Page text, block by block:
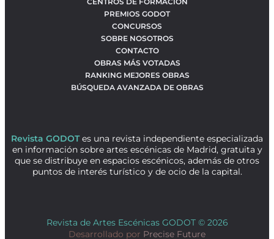
PREMIOS GODOT
CONCURSOS
SOBRE NOSOTROS
CONTACTO
OBRAS MÁS VOTADAS
RANKING MEJORES OBRAS
BÚSQUEDA AVANZADA DE OBRAS
Revista GODOTes una revista independiente especializada
en información sobre artes escénicas de Madrid, gratuita y
que se distribuye en espacios escénicos, además de otros
puntos de interés turístico y de ocio de la capital.
Revista de Artes Escénicas GODOT © 2026
Desarrollado por Precise Future